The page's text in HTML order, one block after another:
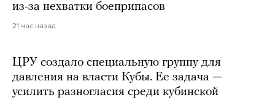
из-за нехватки боеприпасов
21 час назад
ЦРУ создало специальную группу для
давления на власти Кубы. Ее задача —
усилить разногласия среди кубинской